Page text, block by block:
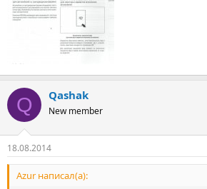
Q Qashak
New member
18.08.2014
Azur написал(а):